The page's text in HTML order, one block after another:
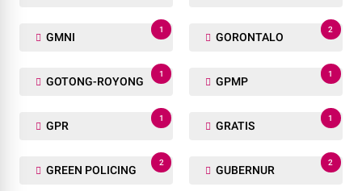
GMNI
1
GORONTALO
2
GOTONG-ROYONG
1
GPMP
1
GPR
1
GRATIS
1
GREEN POLICING
2
GUBERNUR
2